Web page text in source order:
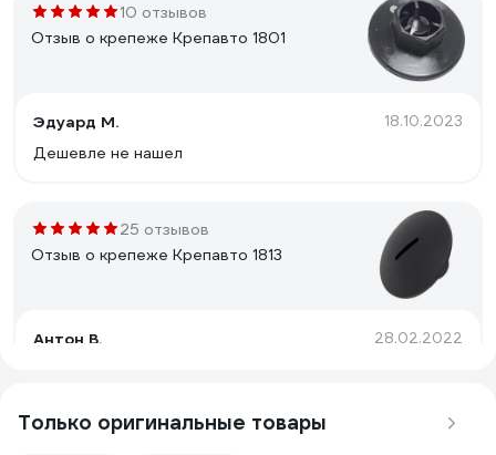
10 отзывов
Отзыв о крепеже Крепавто 1801
Эдуард М. 18.10.2023
Дешевле не нашел
25 отзывов
Отзыв о крепеже Крепавто 1813
Антон В. 28.02.2022
Только оригинальные товары